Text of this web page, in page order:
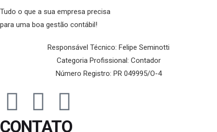
Tudo o que a sua empresa precisa
para uma boa gestão contábil!
Responsável Técnico: Felipe Seminotti
Categoria Profissional: Contador
Número Registro: PR 049995/O-4
CONTATO